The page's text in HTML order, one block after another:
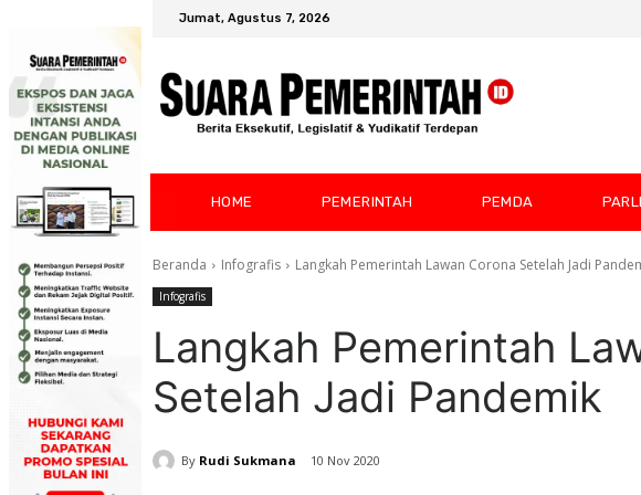
Jumat, Agustus 7, 2026
HOME PEMERINTAH PEMDA
Beranda Infografis Langkah Pemerintah Lawan Corona Setelah Jadi
Infografis
Langkah Pemerintah
Setelah Jadi Pandemik
By Rudi Sukmana 10 Nov 2020